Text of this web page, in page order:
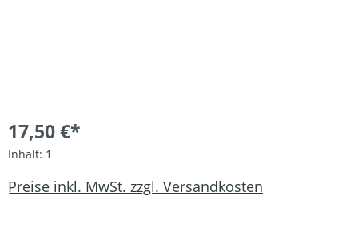
17,50 €*
Inhalt: 1
Preise inkl. MwSt. zzgl. Versandkosten